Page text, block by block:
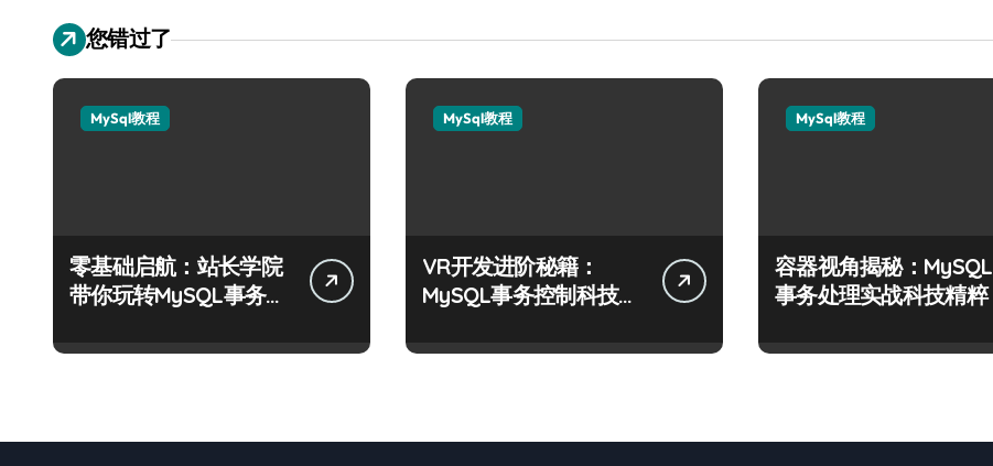
您错过了
MySql教程
零基础启航：站长学院
带你玩转MySQL事务控
MySql教程
VR开发进阶秘籍：
MySQL事务控制科技实
MySql教程
容器视角揭秘：MySQL
事务处理实战科技精粹